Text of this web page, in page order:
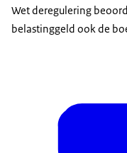
Wet deregulering
belastinggeld ook de